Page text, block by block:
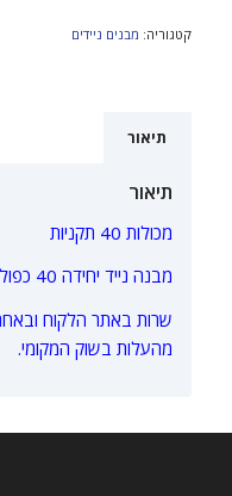
קטגוריה: מבנים ניידים
תיאור
תיאור
מכולות 40 תקניות
מבנה נייד יחידה 40 כפול. אבזור לפי בחירת הלקוח.
מהעלות בשוק המקומי.